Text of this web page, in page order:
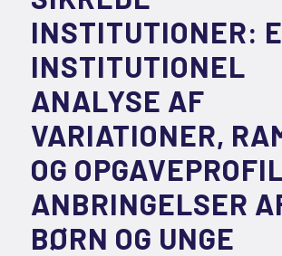
INSTITUTIONER:
INSTITUTIONEL
ANALYSE AF
VARIATIONER,
OG
ANBRINGELSER
BØRN OG UNGE